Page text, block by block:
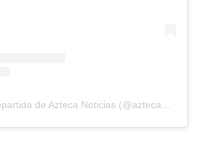
Una publicación compartida de Azteca Noticias (@aztecanoticias)